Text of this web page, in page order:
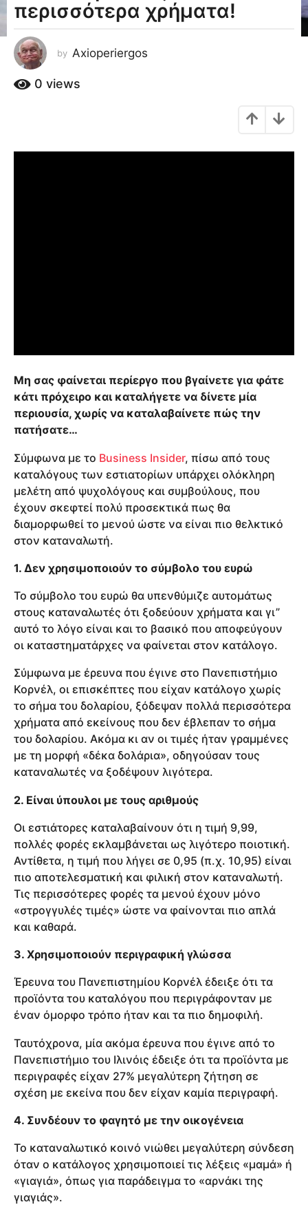
a
o
1
1
έ
περισσότερα χρήματα!
by Axioperiergos
0 views
Μη σας φαίνεται περίεργο που βγαίνετε για φάτε
κάτι πρόχειρο και καταλήγετε να δίνετε μία
περιουσία, χωρίς να καταλαβαίνετε πώς την
πατήσατε…
Σύμφωνα με το Business Insider, πίσω από τους
καταλόγους των εστιατορίων υπάρχει ολόκληρη
μελέτη από ψυχολόγους και συμβούλους, που
έχουν σκεφτεί πολύ προσεκτικά πως θα
διαμορφωθεί το μενού ώστε να είναι πιο θελκτικό
στον καταναλωτή.
1. Δεν χρησιμοποιούν το σύμβολο του ευρώ
Το σύμβολο του ευρώ θα υπενθύμιζε αυτομάτως
στους καταναλωτές ότι ξοδεύουν χρήματα και γι”
αυτό το λόγο είναι και το βασικό που αποφεύγουν
οι καταστηματάρχες να φαίνεται στον κατάλογο.
Σύμφωνα με έρευνα που έγινε στο Πανεπιστήμιο
Κορνέλ, οι επισκέπτες που είχαν κατάλογο χωρίς
το σήμα του δολαρίου, ξόδεψαν πολλά περισσότερα
χρήματα από εκείνους που δεν έβλεπαν το σήμα
του δολαρίου. Ακόμα κι αν οι τιμές ήταν γραμμένες
με τη μορφή «δέκα δολάρια», οδηγούσαν τους
καταναλωτές να ξοδέψουν λιγότερα.
2. Είναι ύπουλοι με τους αριθμούς
Οι εστιάτορες καταλαβαίνουν ότι η τιμή 9,99,
πολλές φορές εκλαμβάνεται ως λιγότερο ποιοτική.
Αντίθετα, η τιμή που λήγει σε 0,95 (π.χ. 10,95) είναι
πιο αποτελεσματική και φιλική στον καταναλωτή.
Τις περισσότερες φορές τα μενού έχουν μόνο
«στρογγυλές τιμές» ώστε να φαίνονται πιο απλά
και καθαρά.
3. Χρησιμοποιούν περιγραφική γλώσσα
Έρευνα του Πανεπιστημίου Κορνέλ έδειξε ότι τα
προϊόντα του καταλόγου που περιγράφονταν με
έναν όμορφο τρόπο ήταν και τα πιο δημοφιλή.
Ταυτόχρονα, μία ακόμα έρευνα που έγινε από το
Πανεπιστήμιο του Ιλινόις έδειξε ότι τα προϊόντα με
περιγραφές είχαν 27% μεγαλύτερη ζήτηση σε
σχέση με εκείνα που δεν είχαν καμία περιγραφή.
4. Συνδέουν το φαγητό με την οικογένεια
Το καταναλωτικό κοινό νιώθει μεγαλύτερη σύνδεση
όταν ο κατάλογος χρησιμοποιεί τις λέξεις «μαμά» ή
«γιαγιά», όπως για παράδειγμα το «αρνάκι της
γιαγιάς».